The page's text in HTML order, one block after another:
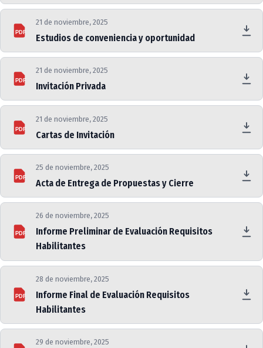
PDF
21 de noviembre, 2025
Estudios de conveniencia y oportunidad
PDF
21 de noviembre, 2025
Invitación Privada
PDF
21 de noviembre, 2025
Cartas de Invitación
PDF
25 de noviembre, 2025
Acta de Entrega de Propuestas y Cierre
PDF
26 de noviembre, 2025
Informe Preliminar de Evaluación Requisitos
Habilitantes
PDF
28 de noviembre, 2025
Informe Final de Evaluación Requisitos
Habilitantes
29 de noviembre, 2025